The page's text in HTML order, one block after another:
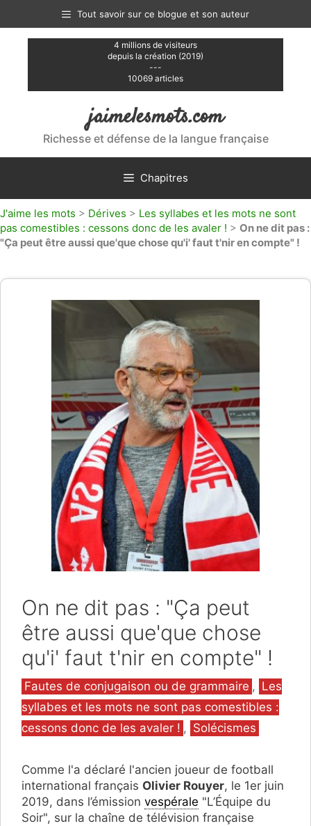
contenu
Tout savoir sur ce blogue et son auteur
4 millions de visiteurs
depuis la création (2019)
---
10069 articles
jaimelesmots.com
Richesse et défense de la langue française
Chapitres
J'aime les mots > Dérives > Les syllabes et les mots ne sont
pas comestibles : cessons donc de les avaler ! > On ne dit pas :
"Ça peut être aussi que'que chose qu'i' faut t'nir en compte" !
On ne dit pas : "Ça peut
être aussi que'que chose
qu'i' faut t'nir en compte" !
Catégories
Fautes de conjugaison ou de grammaire , Les
syllabes et les mots ne sont pas comestibles :
cessons donc de les avaler ! , Solécismes
Comme l'a déclaré l'ancien joueur de football
international français Olivier Rouyer, le 1er juin
2019, dans l’émission vespérale "L’Équipe du
Soir", sur la chaîne de télévision française